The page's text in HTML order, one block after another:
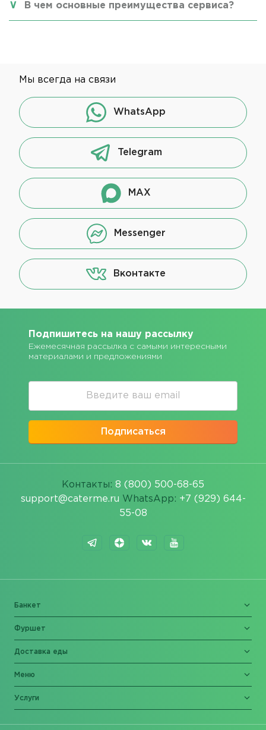
В чем основные преимущества сервиса?
Мы всегда на связи
WhatsApp
Telegram
MAX
Messenger
Вконтакте
Подпишитесь на нашу рассылку
Ежемесячная рассылка с самыми интересными
материалами и предложениями
Подписаться
Контакты: 8 (800) 500-68-65
support@caterme.ru WhatsApp: +7 (929) 644-
55-08
Банкет
Фуршет
Доставка еды
Меню
Услуги